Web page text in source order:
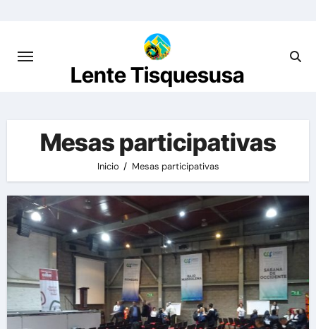
contenido
Lente Tisquesusa
Mesas participativas
Inicio Mesas participativas